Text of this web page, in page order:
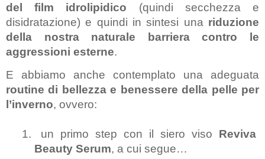
del film idrolipidico (quindi secchezza e
disidratazione) e quindi in sintesi una riduzione
della nostra naturale barriera contro le
aggressioni esterne.
routine di bellezza e benessere della pelle per
l’inverno, ovvero:
un primo step con il siero viso Reviva
Beauty Serum, a cui segue…